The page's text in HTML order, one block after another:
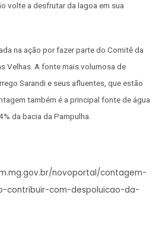
volte a desfrutar da lagoa em sua
na ação por fazer parte do Comitê da
Velhas. A fonte mais volumosa de
Sarandi e seus afluentes, que estão
também é a principal fonte de água
da bacia da Pampulha.
novoportal/contagem-
contribuir-com-despoluicao-da-